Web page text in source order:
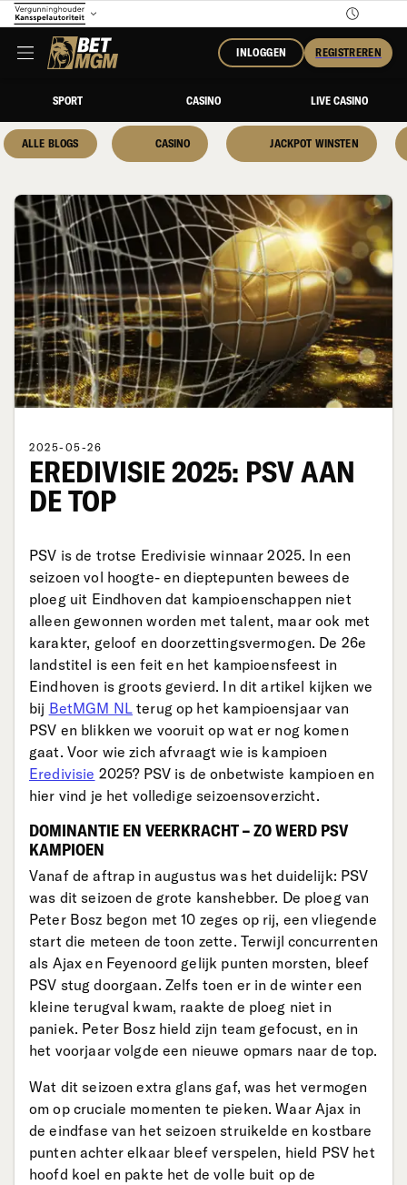
INLOGGEN REGISTREREN
SPORT CASINO LIVE CASINO
ALLE BLOGS CASINO JACKPOT WINSTEN
2025-05-26
EREDIVISIE 2025: PSV AAN
DE TOP
PSV is de trotse Eredivisie winnaar 2025. In een
seizoen vol hoogte- en dieptepunten bewees de
ploeg uit Eindhoven dat kampioenschappen niet
alleen gewonnen worden met talent, maar ook met
karakter, geloof en doorzettingsvermogen. De 26e
landstitel is een feit en het kampioensfeest in
Eindhoven is groots gevierd. In dit artikel kijken we
bij BetMGM NLterug op het kampioensjaar van
PSV en blikken we vooruit op wat er nog komen
gaat. Voor wie zich afvraagt wie is kampioen
Eredivisie 2025? PSV is de onbetwiste kampioen en
hier vind je het volledige seizoensoverzicht.
DOMINANTIE EN VEERKRACHT – ZO WERD PSV
KAMPIOEN
Vanaf de aftrap in augustus was het duidelijk: PSV
was dit seizoen de grote kanshebber. De ploeg van
Peter Bosz begon met 10 zeges op rij, een vliegende
start die meteen de toon zette. Terwijl concurrenten
als Ajax en Feyenoord gelijk punten morsten, bleef
PSV stug doorgaan. Zelfs toen er in de winter een
kleine terugval kwam, raakte de ploeg niet in
paniek. Peter Bosz hield zijn team gefocust, en in
het voorjaar volgde een nieuwe opmars naar de top.
Wat dit seizoen extra glans gaf, was het vermogen
om op cruciale momenten te pieken. Waar Ajax in
de eindfase van het seizoen struikelde en kostbare
punten achter elkaar bleef verspelen, hield PSV het
hoofd koel en pakte het de volle buit op de